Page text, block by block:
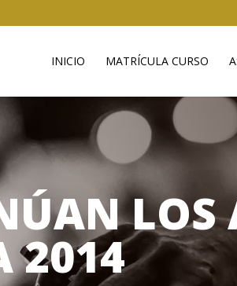
INICIO MATRÍCULA CURSO
LOS
2014